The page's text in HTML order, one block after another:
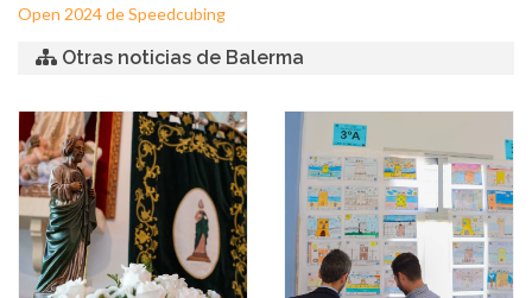
Open 2024 de Speedcubing
Otras noticias de Balerma